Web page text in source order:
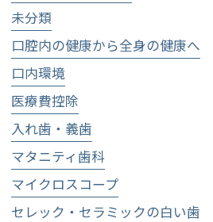
未分類
口腔内の健康から全身の健康へ
口内環境
医療費控除
入れ歯・義歯
マタニティ歯科
マイクロスコープ
セレック・セラミックの白い歯